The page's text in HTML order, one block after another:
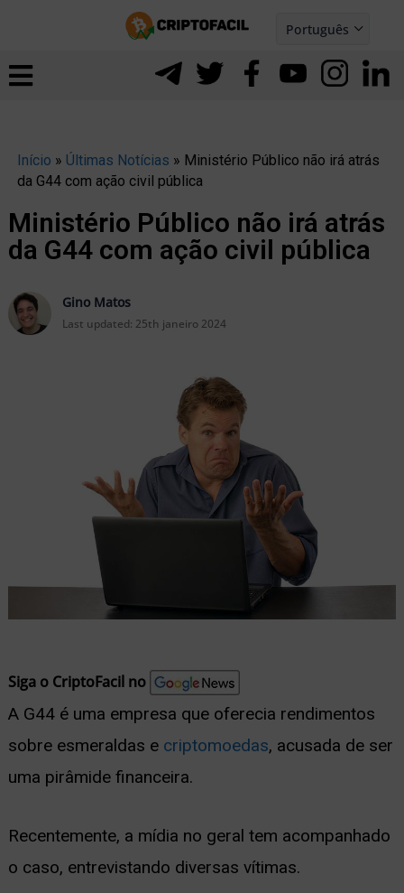
Português
Español
Início » Últimas Notícias » Ministério Público não irá atrás
da G44 com ação civil pública
Ministério Público não irá atrás
da G44 com ação civil pública
Gino Matos
Last updated: 25th janeiro 2024
Siga o CriptoFacil no
A G44 é uma empresa que oferecia rendimentos
sobre esmeraldas e criptomoedas, acusada de ser
uma pirâmide financeira.
Recentemente, a mídia no geral tem acompanhado
o caso, entrevistando diversas vítimas.